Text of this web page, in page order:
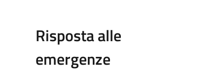
Risposta alle
emergenze